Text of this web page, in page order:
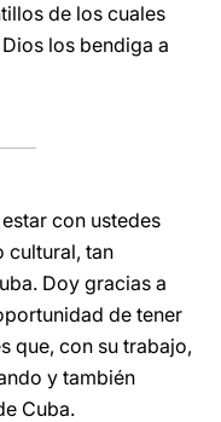
de los cuales
los bendiga a
con ustedes
cultural, tan
Doy gracias a
de tener
que, con su trabajo,
y también
Cuba.